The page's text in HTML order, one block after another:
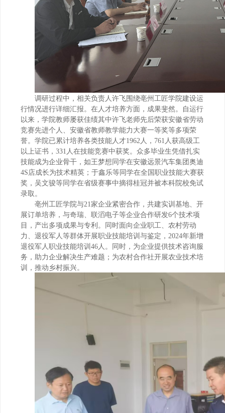
调研过程中，相关负责人许飞围绕亳州工匠学院建设运
行情况进行详细汇报。在人才培养方面，成果斐然。自运行
以来，学院教师屡获佳绩其中许飞老师先后荣获安徽省劳动
竞赛先进个人、安徽省教师教学能力大赛一等奖等多项荣
誉。学院已累计培养各类技能人才1962人，761人获高级工
以上证书，331人在技能竞赛中获奖。众多毕业生凭借扎实
技能成为企业骨干，如王梦想同学在安徽远景汽车集团奥迪
4S店成长为技术精英；于鑫乐等同学在全国职业技能大赛获
奖，吴文骏等同学在省级赛事中摘得桂冠并被本科院校免试
录取。
亳州工匠学院与21家企业紧密合作，共建实训基地、开
展订单培养，与奇瑞、联滔电子等企业合作研发6个技术项
目，产出多项成果与专利。同时面向企业职工、农村劳动
力、退役军人等群体开展职业技能培训与鉴定，2024年新增
退役军人职业技能培训46人。同时，为企业提供技术咨询服
务，助力企业解决生产难题；为农村合作社开展农业技术培
训，推动乡村振兴。